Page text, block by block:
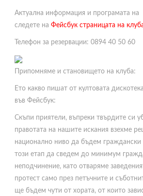
Актуална информация и програмата на
следете на Фейсбук страницата на
Телефон за резервации: 0894 40 50 60
Припомняме и становището на клуба:
Ето какво пишат от култовата
във Фейсбук:
Скъпи приятели, въпреки твърдите си
правотата на нашите искания взехме
национално ниво да бъдем граждански
този етап да сведем до минимум
неподчинение, като отваряме
протест само през петъчните и
ще бъдем чути от хората, от които